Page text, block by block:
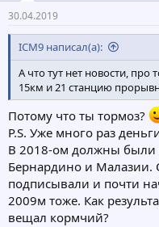
30.04.2019
ICM9 написал(а):
А что тут нет новости, про
15км и 21 станцию
Потому что ты тормоз?
P.S. Уже много раз
В 2018-ом должны были
Бернардино и Малазии.
подписывали и почти
2009м тоже. Как
вещал кормчий?